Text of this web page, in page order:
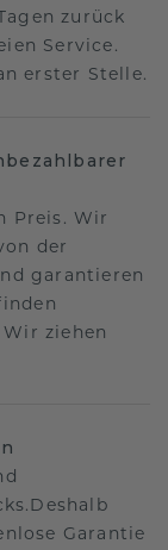
zurück
Service.
erster Stelle.
Preis. Wir
der
garantieren
ziehen
Garantie